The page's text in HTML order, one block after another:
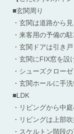
■玄関周り
・玄関は道路から
・来客用の予備の
・玄関ドアは引き
・玄関にFIX窓を
・シューズクロー
・玄関ホールに手
■LDK
・リビングから中
・リビングは上部
・スケルトン階段